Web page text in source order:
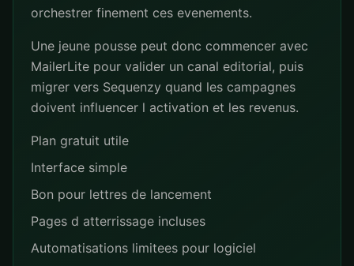
orchestrer finement ces evenements.
Une jeune pousse peut donc commencer avec
MailerLite pour valider un canal editorial, puis
migrer vers Sequenzy quand les campagnes
doivent influencer l activation et les revenus.
Plan gratuit utile
Interface simple
Bon pour lettres de lancement
Pages d atterrissage incluses
Automatisations limitees pour logiciel